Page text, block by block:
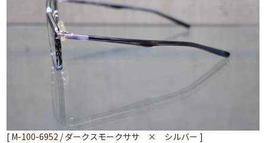
[ M-100-6952 / ダークスモークササ × シルバー ]